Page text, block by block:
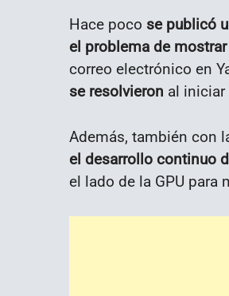
Hace poco se publicó
el problema de
correo electrónico en
se resolvieron al iniciar
Además, también con
el desarrollo continuo
el lado de la GPU para